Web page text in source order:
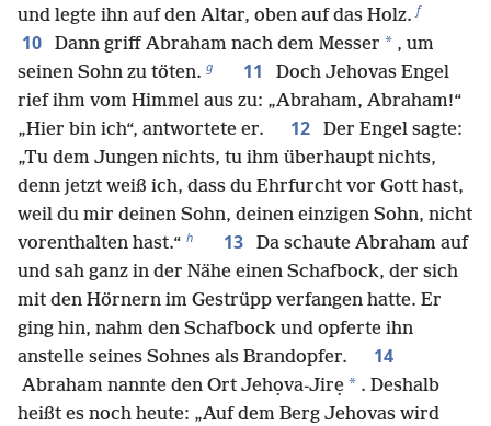
und legte ihn auf den Altar, oben auf das Holz. f
10 Dann griff Abraham nach dem Messer * , um
seinen Sohn zu töten. g 11
Doch Jehovas Engel
rief ihm vom Himmel aus zu: „Abraham, Abraham!“
„Hier bin ich“, antwortete er.
12
Der Engel sagte:
„Tu dem Jungen nichts, tu ihm überhaupt nichts,
denn jetzt weiß ich, dass du Ehrfurcht vor Gott hast,
weil du mir deinen Sohn, deinen einzigen Sohn, nicht
vorenthalten hast.“ h 13
Da schaute Abraham auf
und sah ganz in der Nähe einen Schafbock, der sich
mit den Hörnern im Gestrüpp verfangen hatte. Er
ging hin, nahm den Schafbock und opferte ihn
anstelle seines Sohnes als Brandopfer.
14
Abraham nannte den Ort Jehọva-Jirẹ * . Deshalb
heißt es noch heute: „Auf dem Berg Jehovas wird